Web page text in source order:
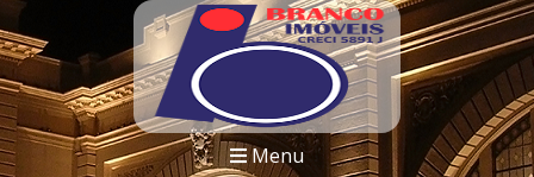
Menu